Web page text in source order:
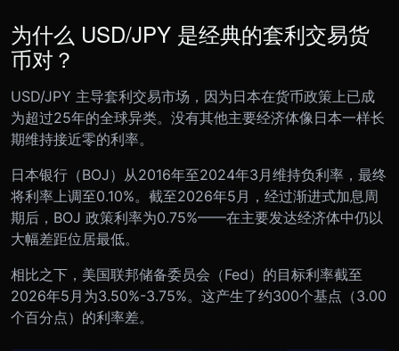
为什么 USD/JPY 是经典的套利交易货
币对？
USD/JPY 主导套利交易市场，因为日本在货币政策上已成
为超过25年的全球异类。没有其他主要经济体像日本一样长
期维持接近零的利率。
日本银行（BOJ）从2016年至2024年3月维持负利率，最终
将利率上调至0.10%。截至2026年5月，经过渐进式加息周
期后，BOJ 政策利率为0.75%——在主要发达经济体中仍以
大幅差距位居最低。
相比之下，美国联邦储备委员会（Fed）的目标利率截至
2026年5月为3.50%-3.75%。这产生了约300个基点（3.00
个百分点）的利率差。